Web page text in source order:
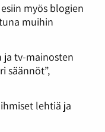
myös blogien
muihin
ja tv-mainosten
säännöt”,
lehtiä ja